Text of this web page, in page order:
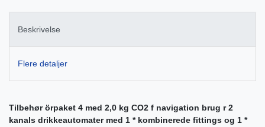
Beskrivelse
Flere detaljer
Tilbehør örpaket 4 med 2,0 kg CO2 f navigation brug r 2
kanals drikkeautomater med 1 * kombinerede fittings og 1 *